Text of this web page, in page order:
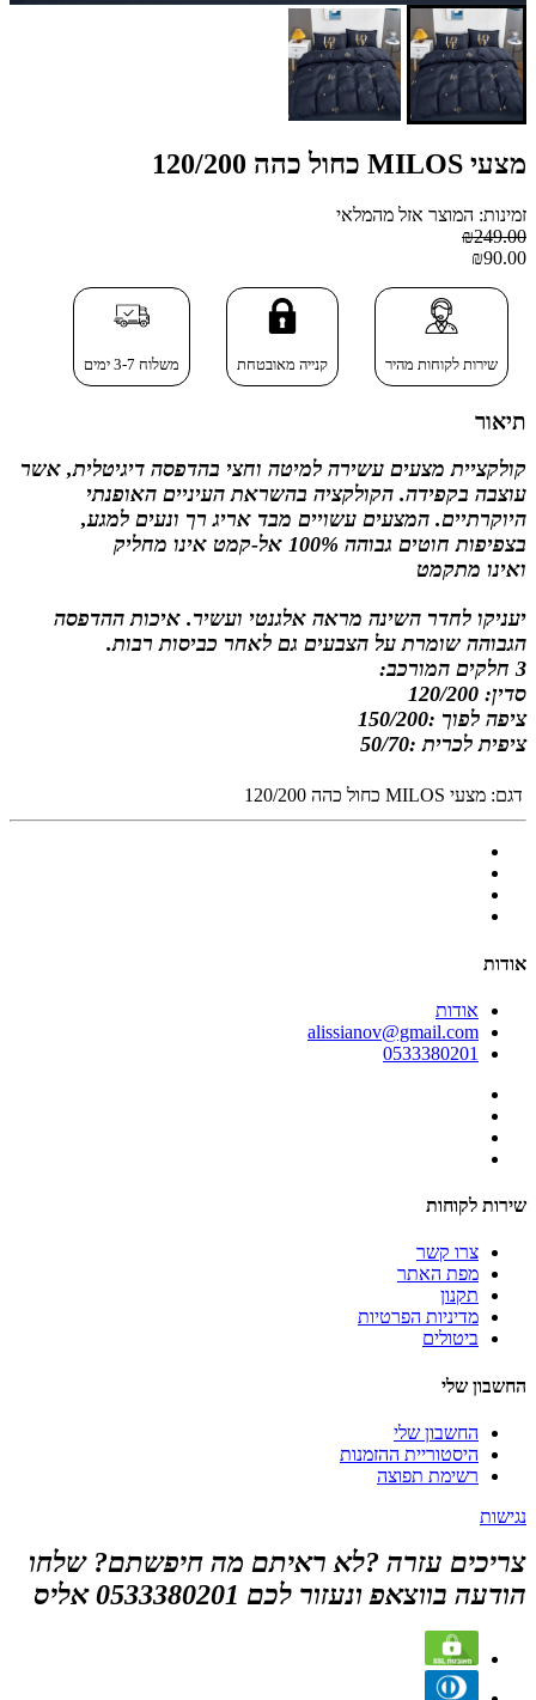
מצעי MILOS כחול כהה 120/200
זמינות: המוצר אזל מהמלאי
₪249.00
₪90.00
שירות לקוחות מהיר קנייה מאובטחת משלוח 3-7 ימים
תיאור
קולקציית מצעים עשירה למיטה וחצי בהדפסה דיגיטלית, אשר
עוצבה בקפידה. הקולקציה בהשראת העיניים האופנתי
היוקרתיים. המצעים עשויים מבד אריג רך ונעים למגע,
בצפיפות חוטים גבוהה 100% אל-קמט
אינו מחליק
ואינו מתקמט
יעניקו לחדר השינה מראה אלגנטי ועשיר. איכות ההדפסה
הגבוהה שומרת על הצבעים גם לאחר כביסות רבות.
3 חלקים המורכב:
סדין: 120/200
ציפה לפוך :150/200
ציפית לכרית :50/70
דגם: מצעי MILOS כחול כהה 120/200
אודות
אודות
alissianov@gmail.com
0533380201
שירות לקוחות
צרו קשר
מפת האתר
תקנון
מדיניות הפרטיות
ביטולים
החשבון שלי
החשבון שלי
היסטוריית ההזמנות
רשימת תפוצה
נגישות
צריכים עזרה ?לא ראיתם מה חיפשתם? שלחו
הודעה בווצאפ ונעזור לכם 0533380201 אליס